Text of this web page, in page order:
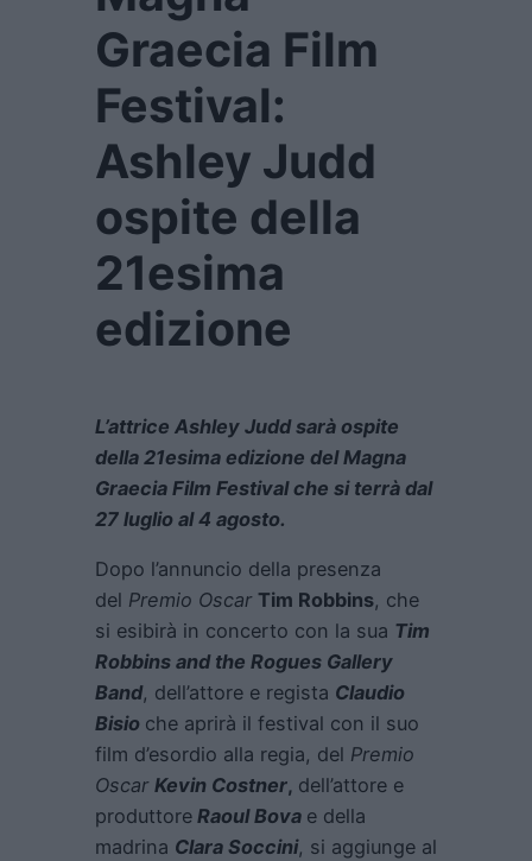
Graecia Film
Festival:
Ashley Judd
ospite della
21esima
edizione
L’attrice Ashley Judd sarà ospite
della 21esima edizione del Magna
Graecia Film Festival che si terrà dal
27 luglio al 4 agosto.
Dopo l’annuncio della presenza
del Premio Oscar Tim Robbins, che
si esibirà in concerto con la sua Tim
Robbins and the Rogues Gallery
Band, dell’attore e regista Claudio
Bisio che aprirà il festival con il suo
film d’esordio alla regia, del Premio
Oscar Kevin Costner, dell’attore e
produttore Raoul Bova e della
madrina Clara Soccini, si aggiunge al